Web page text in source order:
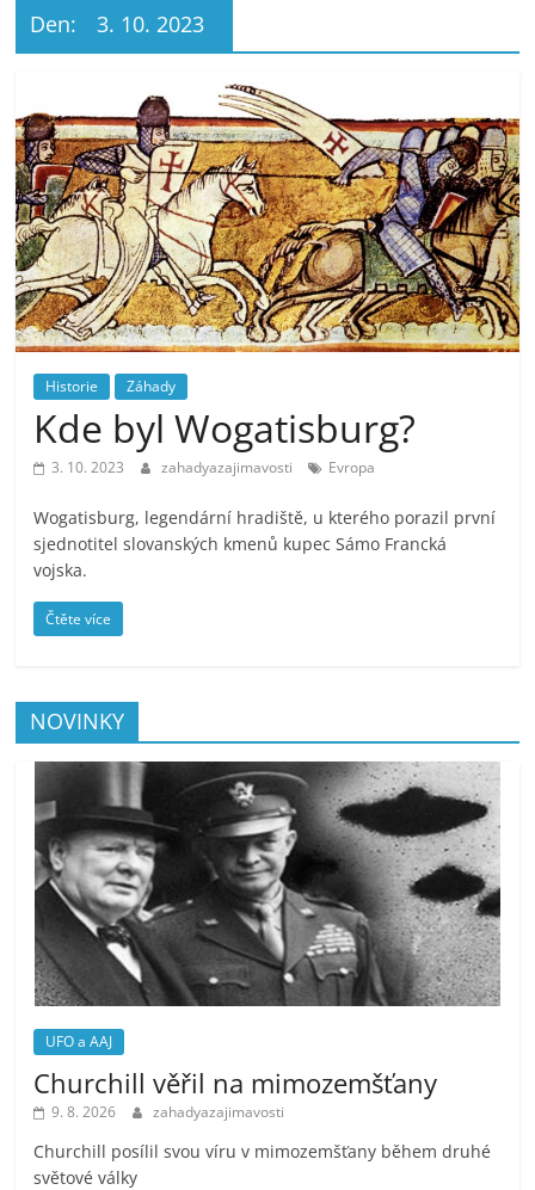
Den: 3. 10. 2023
Historie Záhady
Kde byl Wogatisburg?
3. 10. 2023 zahadyazajimavosti Evropa
Wogatisburg, legendární hradiště, u kterého porazil první
sjednotitel slovanských kmenů kupec Sámo Francká
vojska.
Čtěte více
NOVINKY
UFO a AAJ
Churchill věřil na mimozemšťany
9. 8. 2026 zahadyazajimavosti
Churchill posílil svou víru v mimozemšťany během druhé
světové války